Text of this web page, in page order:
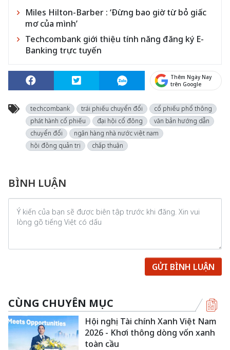
Miles Hilton-Barber : ‘Đừng bao giờ từ bỏ giấc
mơ của mình’
Techcombank giới thiệu tính năng đăng ký E-
Banking trực tuyến
Thêm Ngày Nay
trên Google
techcombank trái phiếu chuyển đổi
cổ phiếu phổ thông
phát hành cổ phiếu
đại hội cổ đông
văn bản hướng dẫn
chuyển đổi
ngân hàng nhà nước việt nam
hội đồng quản trị
chấp thuận
BÌNH LUẬN
GỬI BÌNH LUẬN
CÙNG CHUYÊN MỤC
Hội nghị Tài chính Xanh Việt Nam
2026 - Khơi thông dòng vốn xanh
toàn cầu